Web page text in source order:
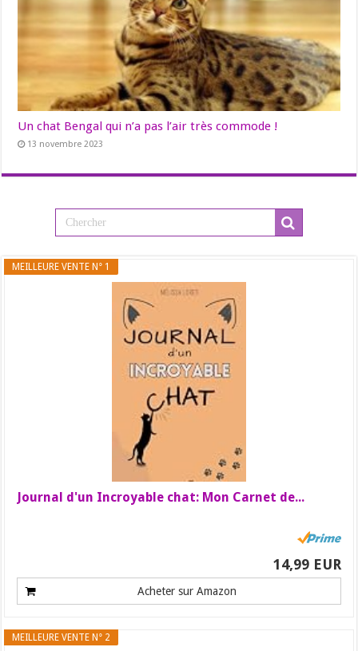
Un chat Bengal qui n’a pas l’air très commode !
13 novembre 2023
MEILLEURE VENTE N° 1
Journal d'un Incroyable chat: Mon Carnet de...
14,99 EUR
Acheter sur Amazon
MEILLEURE VENTE N° 2